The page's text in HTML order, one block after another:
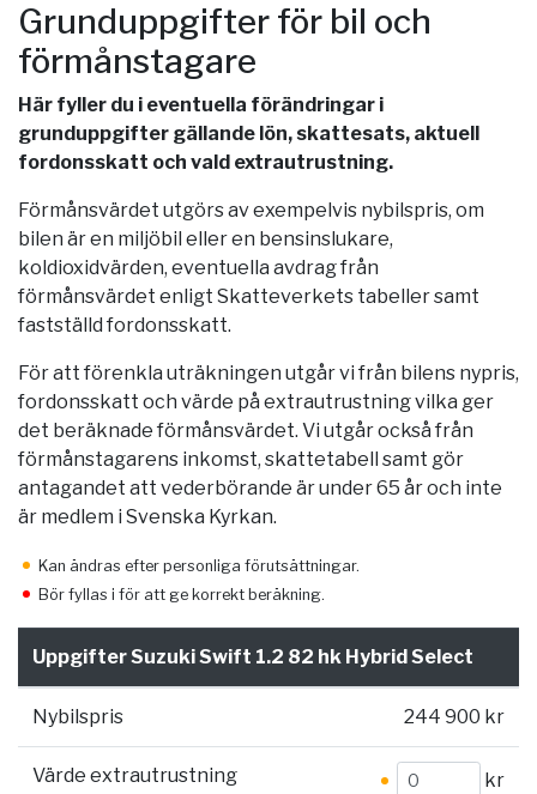
Grunduppgifter för bil och
förmånstagare
Här fyller du i eventuella förändringar i
grunduppgifter gällande lön, skattesats, aktuell
fordonsskatt och vald extrautrustning.
Förmånsvärdet utgörs av exempelvis nybilspris, om
bilen är en miljöbil eller en bensinslukare,
koldioxidvärden, eventuella avdrag från
förmånsvärdet enligt Skatteverkets tabeller samt
fastställd fordonsskatt.
För att förenkla uträkningen utgår vi från bilens nypris,
fordonsskatt och värde på extrautrustning vilka ger
det beräknade förmånsvärdet. Vi utgår också från
förmånstagarens inkomst, skattetabell samt gör
antagandet att vederbörande är under 65 år och inte
är medlem i Svenska Kyrkan.
Kan ändras efter personliga förutsättningar.
Bör fyllas i för att ge korrekt beräkning.
Uppgifter Suzuki Swift 1.2 82 hk Hybrid Select
Nybilspris 244 900 kr
Värde extrautrustning kr